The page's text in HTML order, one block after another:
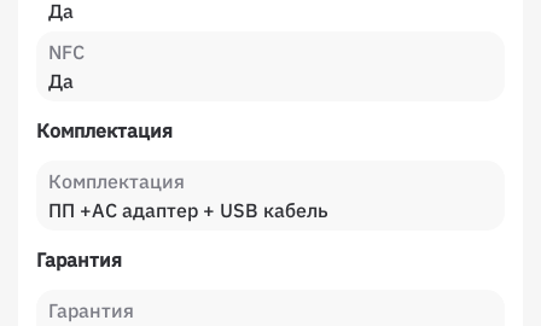
Да
NFC
Да
Комплектация
Комплектация
ПП +АС адаптер + USB кабель
Гарантия
Гарантия